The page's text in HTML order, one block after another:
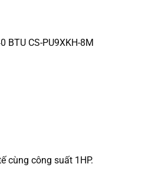
BTU CS-PU9XKH-8M
cùng công suất 1HP.